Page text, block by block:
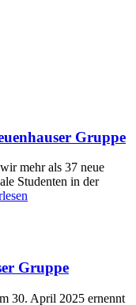
Gruppe
mehr als 37 neue
Studenten in der
Gruppe
30. April 2025 ernennt